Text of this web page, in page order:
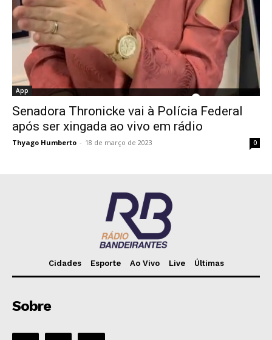
App
Senadora Thronicke vai à Polícia Federal
após ser xingada ao vivo em rádio
Thyago Humberto - 18 de março de 2023 0
Cidades Esporte Ao Vivo Live Últimas
Sobre